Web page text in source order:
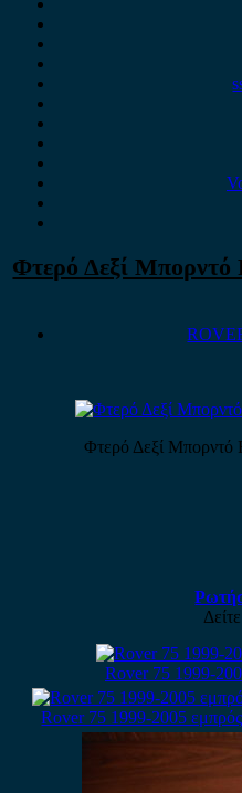
Φτερό Δεξί Μπορντό
Φτερό Δεξί Μπορντό
Rover 75 1999-
Rover 75 1999-2005